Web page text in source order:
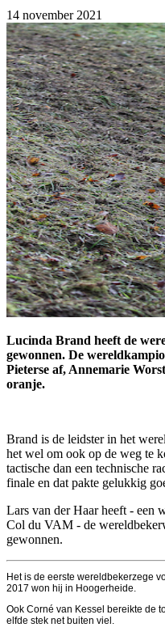
14 november 2021
Lucinda Brand heeft de
gewonnen. De
Pieterse af, Annemarie
oranje.
Brand is de leidster in het
het wel om ook op de weg te
tactische dan een technische
finale en dat pakte gelukkig
Lars van der Haar heeft - een
Col du VAM - de
gewonnen.
Het is de eerste wereldbekerzege
2017 won hij in Hoogerheide.
Ook Corné van Kessel bereikte de
elfde stek net buiten viel.